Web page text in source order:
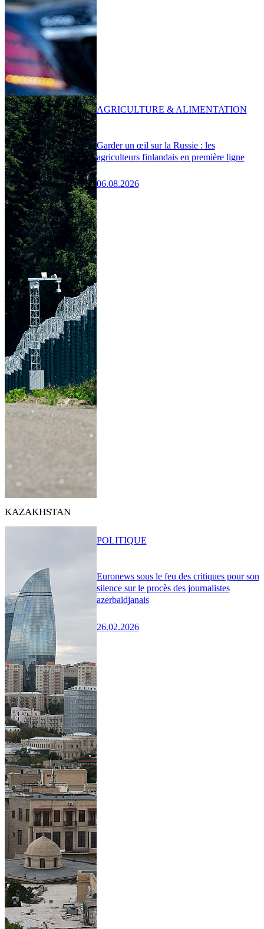
Garder un œil sur la Russie : les
agriculteurs finlandais en première ligne
06.08.2026
AGRICULTURE & ALIMENTATION
KAZAKHSTAN
Euronews sous le feu des critiques pour son
silence sur le procès des journalistes
azerbaïdjanais
26.02.2026
POLITIQUE